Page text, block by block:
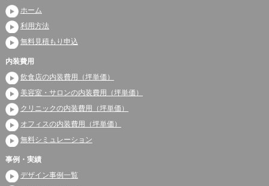
ホーム
利用方法
無料見積もり申込
内装費用
飲食店の内装費用（坪単価）
美容室・サロンの内装費用（坪単価）
クリニックの内装費用（坪単価）
オフィスの内装費用（坪単価）
無料シミュレーション
事例・実績
デザイン事例一覧